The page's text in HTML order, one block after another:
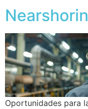
Oportunidades para